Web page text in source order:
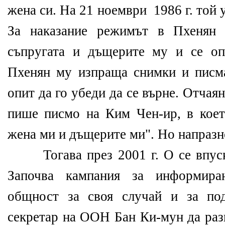
жена си. На 21 ноември 1986 г. той
За наказание режимът в
съпругата и дъщерите му и се
Пхенян му изпраща снимки и
опит да го убеди да се върне.
пише писмо на Ким Чен-ир, в
жена ми и дъщерите ми". Но
Тогава през 2001 г. О се
Започва кампания за
общност за своя случай и за
секретар на ООН Бан Ки-мун да